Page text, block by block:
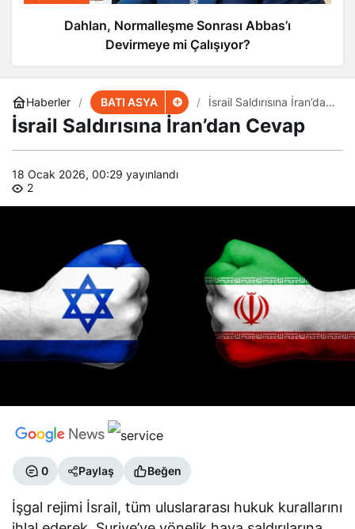
Dahlan, Normalleşme Sonrası Abbas’ı
Devirmeye mi Çalışıyor?
Haberler BATI ASYA
İsrail Saldırısına İran’dan
Cevap
İsrail Saldırısına İran’dan Cevap
18 Ocak 2026, 00:29 yayınlandı
2
0 Paylaş Beğen
İşgal rejimi İsrail, tüm uluslararası hukuk kurallarını